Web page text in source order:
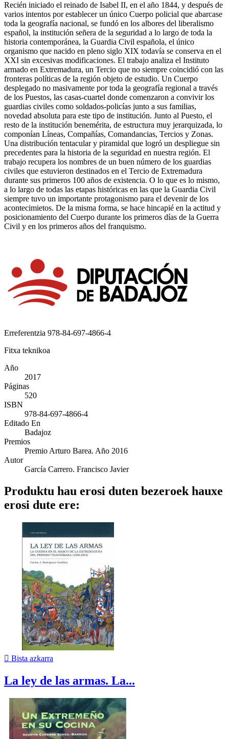
Recién iniciado el reinado de Isabel II, en el año 1844, y después de
varios intentos por establecer un único Cuerpo policial que abarcase
toda la geografía nacional, se fundó en los albores del liberalismo
español, la institución señera de la seguridad a lo largo de toda la
historia contemporánea, la Guardia Civil española, el único
organismo que nacido en pleno siglo XIX todavía se conserva en el
XXI sin excesivas modificaciones. El trabajo analiza el Instituto
armado en Extremadura, un Tercio que no siempre coincidió con las
fronteras políticas de la región objeto de estudio. Un Cuerpo
desplegado no masivamente por toda la geografía regional a través
de los Puestos, las casas-cuartel donde comenzaron a convivir los
guardias civiles como soldados-policías junto a sus familias,
novedad absoluta para este tipo de institución. Junto al Puesto, el
resto de la institución benemérita, de estructura muy jerarquizada, lo
componían Líneas, Compañías, Comandancias, Tercios y Zonas.
Una distribución tentacular y piramidal que logró un despliegue sin
precedentes para la historia de la seguridad en nuestra región. El
trabajo recupera los nombres de un buen número de los guardias
civiles que estuvieron destinados en el Tercio de Extremadura
durante sus primeros 100 años de existencia. O lo que es lo mismo,
a lo largo de todas las etapas históricas en las que la Guardia Civil
siempre tuvo un importante protagonismo para el devenir de los
acontecimietos. De la misma forma, se hace hincapié en la actitud y
posicionamiento del Cuerpo durante los primeros días de la Guerra
Civil y en los primeros años del franquismo.
Erreferentzia 978-84-697-4866-4
Fitxa teknikoa
Año
2017
Páginas
520
ISBN
978-84-697-4866-4
Editado En
Badajoz
Premios
Premio Arturo Barea. Año 2016
Autor
García Carrero. Francisco Javier
Produktu hau erosi duten bezeroek hauxe
erosi dute ere:
 Bista azkarra
La ley de las armas. La...